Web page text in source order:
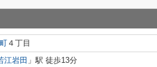
４丁目
江岩田 」駅 徒歩13分